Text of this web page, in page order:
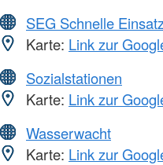
SEG Schnelle
Karte: Link zur
Sozialstationen
Karte: Link zur
Wasserwacht
Karte: Link zur